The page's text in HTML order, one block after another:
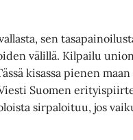
sen
välillä. Kilpailu
kisassa pienen
Suomen
sirpaloituu, jos